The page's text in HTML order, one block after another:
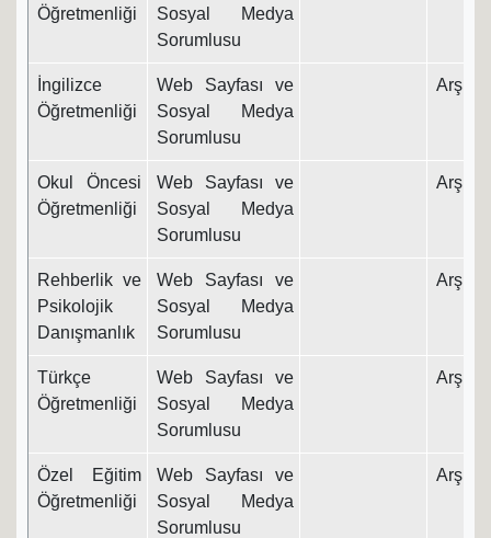
Öğretmenliği
Sosyal Medya
Sorumlusu
İngilizce
Öğretmenliği
Web Sayfası ve
Sosyal Medya
Sorumlusu
Arş.
Okul Öncesi
Öğretmenliği
Web Sayfası ve
Sosyal Medya
Sorumlusu
Arş.
Rehberlik ve
Psikolojik
Danışmanlık
Web Sayfası ve
Sosyal Medya
Sorumlusu
Arş.
Türkçe
Öğretmenliği
Web Sayfası ve
Sosyal Medya
Sorumlusu
Arş.
Özel Eğitim
Öğretmenliği
Web Sayfası ve
Sosyal Medya
Sorumlusu
Arş.